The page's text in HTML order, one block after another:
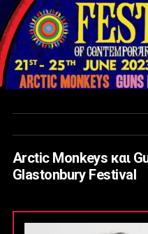
Arctic Monkeys και
Glastonbury Festival